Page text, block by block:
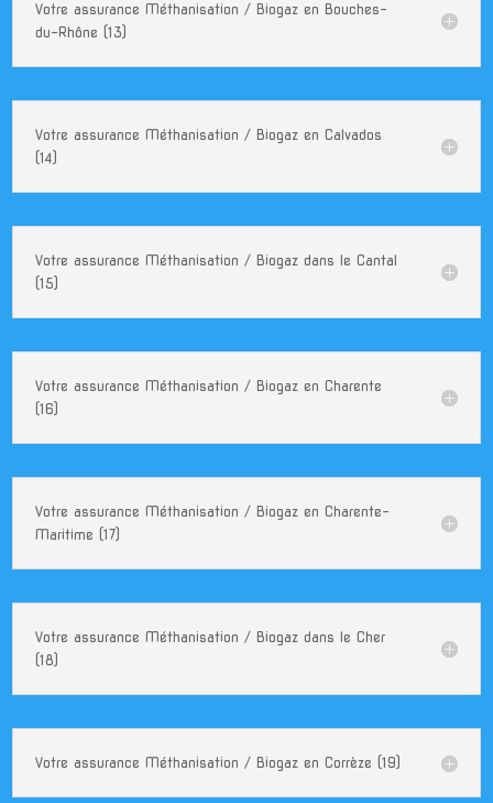
Votre assurance Méthanisation / Biogaz en Bouches-
du-Rhône (13)
Votre assurance Méthanisation / Biogaz en Calvados
(14)
Votre assurance Méthanisation / Biogaz dans le Cantal
(15)
Votre assurance Méthanisation / Biogaz en Charente
(16)
Votre assurance Méthanisation / Biogaz en Charente-
Maritime (17)
Votre assurance Méthanisation / Biogaz dans le Cher
(18)
Votre assurance Méthanisation / Biogaz en Corrèze (19)